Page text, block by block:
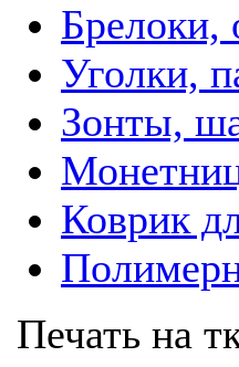
Брелоки,
Уголки,
Зонты,
Коврик
Печать на